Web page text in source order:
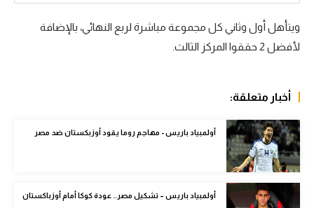
دوري أبطال أوروبا
القسم الثاني
كرة السلة الأمريكية
كرة سلة
كرة يد
ويتأهل أول وثاني كل مجموعة مباشرة لربع النهائي، بالإضافة
لأفضل 2 حققوا المركز الثالث.
أخبار متعلقة:
أولمبياد باريس - مهاجم روما يقود أوزبكستان ضد مصر
أولمبياد باريس – تشكيل مصر.. عودة كوكا أمام أوزباكستان